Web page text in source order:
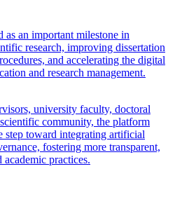
an important milestone in
research, improving dissertation
and accelerating the digital
and research management.
university faculty, doctoral
community, the platform
step toward integrating artificial
fostering more transparent,
practices.